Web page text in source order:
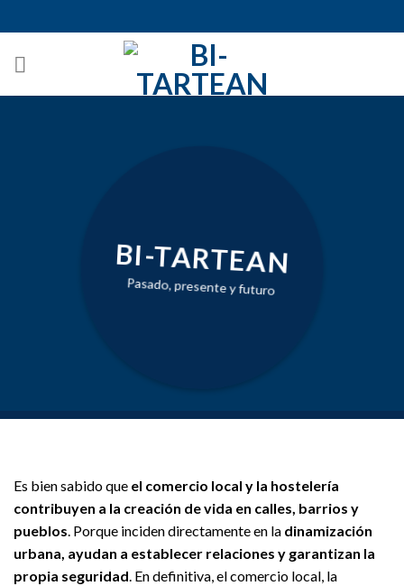
to
content
BI-TARTEAN
Pasado, presente y futuro
Es bien sabido que el comercio local y la hostelería
contribuyen a la creación de vida en calles, barrios y
pueblos. Porque inciden directamente en la dinamización
urbana, ayudan a establecer relaciones y garantizan la
propia seguridad. En definitiva, el comercio local, la